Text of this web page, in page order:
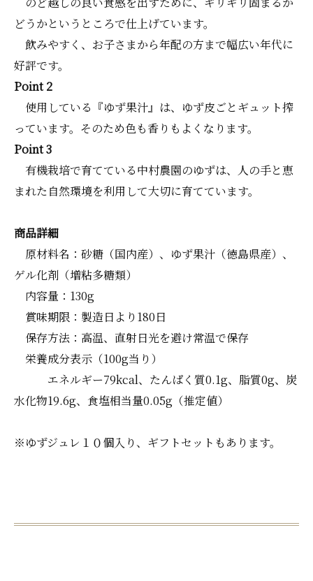
どうかというところで仕上げています。
飲みやすく、お子さまから年配の方まで幅広い年代に
好評です。
Point 2
使用している『ゆず果汁』は、ゆず皮ごとギュット搾
っています。そのため色も香りもよくなります。
Point 3
有機栽培で育てている中村農園のゆずは、人の手と恵
まれた自然環境を利用して大切に育てています。
商品詳細
原材料名：砂糖（国内産）、ゆず果汁（徳島県産）、
ゲル化剤（増粘多糖類）
内容量：130g
賞味期限：製造日より180日
保存方法：高温、直射日光を避け常温で保存
栄養成分表示（100g当り）
エネルギー79kcal、たんぱく質0.1g、脂質0g、炭
水化物19.6g、食塩相当量0.05g（推定値）
※ゆずジュレ１０個入り、ギフトセットもあります。